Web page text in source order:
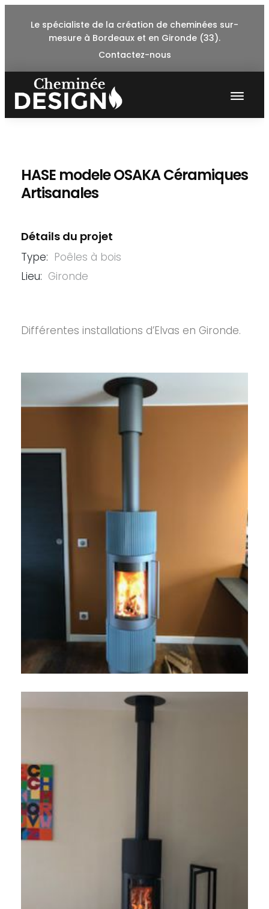
Le spécialiste de la création de cheminées sur-
mesure à Bordeaux et en Gironde (33).
Contactez-nous
HASE modele OSAKA Céramiques
Artisanales
Détails du projet
Type: Poêles à bois
Lieu: Gironde
Différentes installations d’Elvas en Gironde.